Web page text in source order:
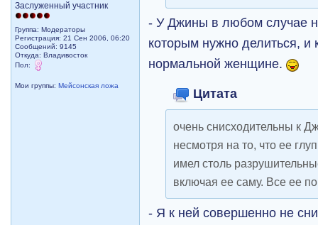
Заслуженный участник
Группа: Модераторы
Регистрация: 21 Сен 2006, 06:20
Сообщений: 9145
Откуда: Владивосток
Пол:
Мои группы: Мейсонская ложа
- У Джины в любом случае
которым нужно делиться, и
нормальной женщине.
Цитата
очень снисходительны к
несмотря на то, что ее
имел столь
включая ее саму. Все ее
- Я к ней совершенно не